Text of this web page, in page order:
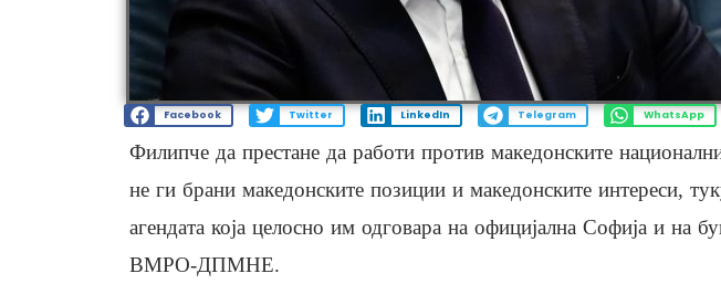
Facebook Twitter LinkedIn Telegram WhatsApp
Филипче да престане да работи против македонските
не ги брани македонските позиции и македонските интереси,
агендата која целосно им одговара на официјална Софија и на
ВМРО-ДПМНЕ.